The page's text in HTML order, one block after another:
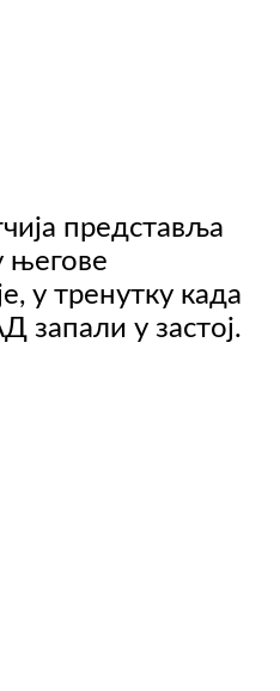
представља
његове
у тренутку када
запали у застој.